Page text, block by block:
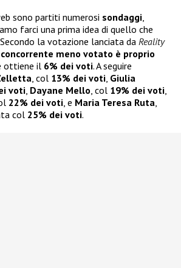
sono partiti numerosi sondaggi,
farci una prima idea di quello che
la votazione lanciata da Reality
meno votato è proprio
ottiene il 6% dei voti. A seguire
, col 13% dei voti, Giulia
voti, Dayane Mello, col 19% dei voti,
22% dei voti, e Maria Teresa Ruta,
col 25% dei voti.